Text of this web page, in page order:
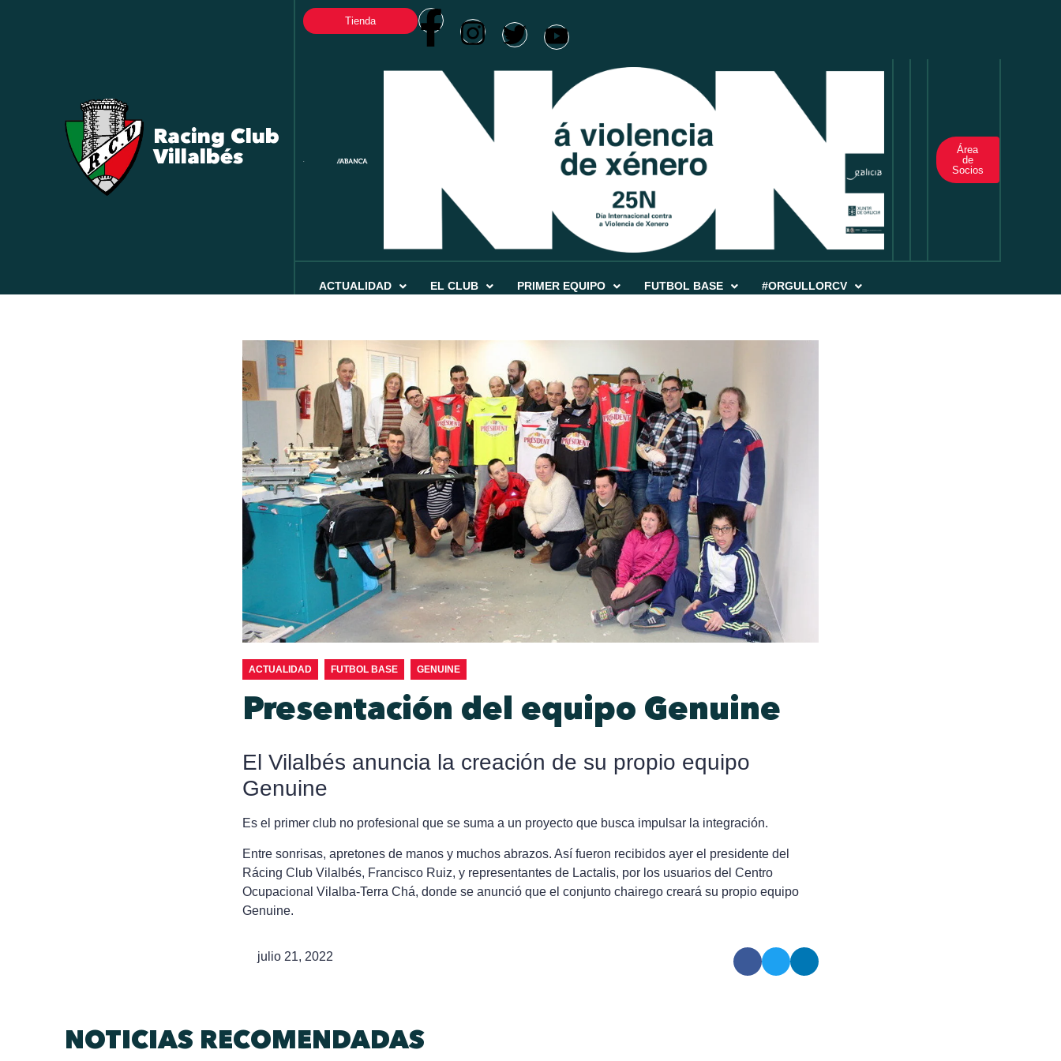
Racing Club
Villalbés
Tienda
Área
de
Socios
ACTUALIDAD EL CLUB PRIMER EQUIPO FUTBOL BASE #ORGULLORCV
ACTUALIDAD FUTBOL BASE GENUINE
Presentación del equipo Genuine
El Vilalbés anuncia la creación de su propio equipo
Genuine
Es el primer club no profesional que se suma a un proyecto que busca impulsar la integración.
Entre sonrisas, apretones de manos y muchos abrazos. Así fueron recibidos ayer el presidente del
Rácing Club Vilalbés, Francisco Ruiz, y representantes de Lactalis, por los usuarios del Centro
Ocupacional Vilalba-Terra Chá, donde se anunció que el conjunto chairego creará su propio equipo
Genuine.
julio 21, 2022
NOTICIAS RECOMENDADAS